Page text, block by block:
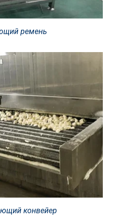
ремень
конвейер